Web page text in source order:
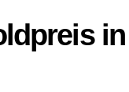
in